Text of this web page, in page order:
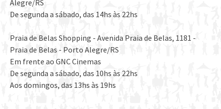
Alegre/RS
De segunda a sábado, das 14hs às 22hs
Praia de Belas Shopping - Avenida Praia de Belas, 1181 -
Praia de Belas - Porto Alegre/RS
Em frente ao GNC Cinemas
De segunda a sábado, das 10hs às 22hs
Aos domingos, das 13hs às 19hs